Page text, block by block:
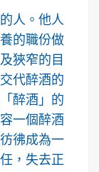
人。他人
的職份做
狹窄的目
代醉酒的
醉酒」的
一個醉酒
彿成為一
，失去正